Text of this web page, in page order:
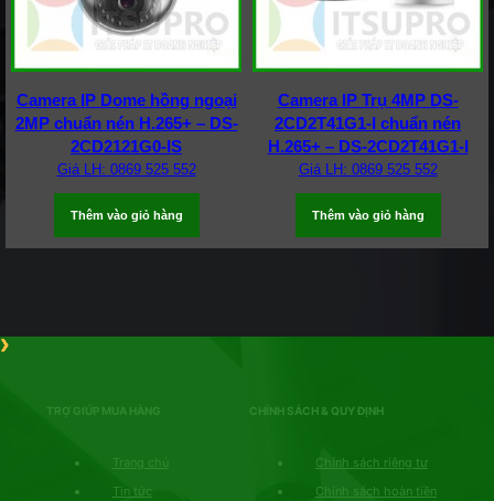
Camera IP Dome hồng ngoại
2MP chuẩn nén H.265+ – DS-
2CD2121G0-IS
Giá LH: 0869 525 552
Thêm vào giỏ hàng
Camera IP Trụ 4MP DS-
2CD2T41G1-I chuẩn nén
H.265+ – DS-2CD2T41G1-I
Giá LH: 0869 525 552
Thêm vào giỏ hàng
TRỢ GIÚP MUA HÀNG
Trang chủ
Tin tức
CHÍNH SÁCH & QUY ĐỊNH
Chính sách riêng tư
Chính sách hoàn tiền